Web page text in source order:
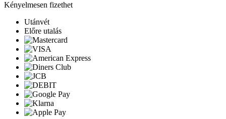
Kényelmesen fizethet
Utánvét
Előre utalás